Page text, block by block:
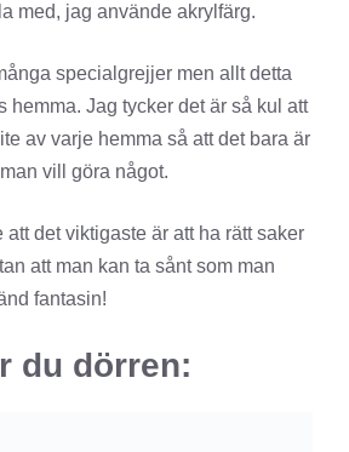
med, jag använde akrylfärg.
specialgrejjer men allt detta
hemma. Jag tycker det är så kul att
av varje hemma så att det bara är
vill göra något.
att det viktigaste är att ha rätt saker
att man kan ta sånt som man
fantasin!
du dörren: